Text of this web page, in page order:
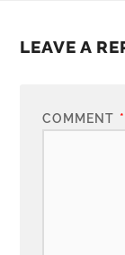
LEAVE A
COMMENT *